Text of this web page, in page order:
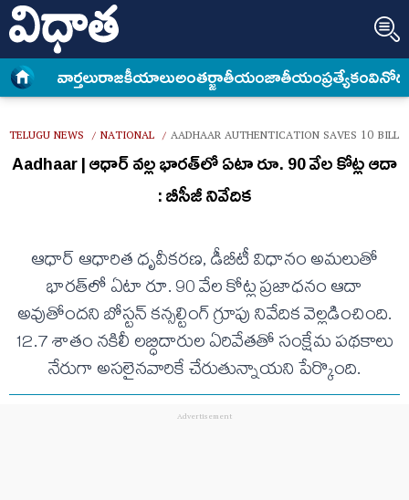
వార్త‌లురాజకీయాలుఅంత‌ర్జాతీయంజాతీయంప్రత్యేకం
TELUGU NEWS / NATIONAL / AADHAAR AUTHENTICATION SAVES 10
Aadhaar | ఆధార్‌ వల్ల భారత్​లో ఏటా రూ. 90 వేల కోట్ల ఆదా
: బీసీజీ నివేదిక
ఆధార్ ఆధారిత ధృవీకరణ, డీబీటీ విధానం అమలుతో
భారత్‌లో ఏటా రూ. 90 వేల కోట్ల ప్రజాధనం ఆదా
అవుతోందని బోస్టన్ కన్సల్టింగ్ గ్రూపు నివేదిక వెల్లడించింది.
12.7 శాతం నకిలీ లబ్ధిదారుల ఏరివేతతో సంక్షేమ పథకాలు
నేరుగా అసలైనవారికే చేరుతున్నాయని పేర్కొంది.